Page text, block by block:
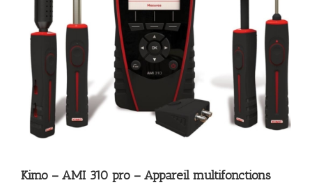
Kimo – AMI 310 pro – Appareil multifonctions